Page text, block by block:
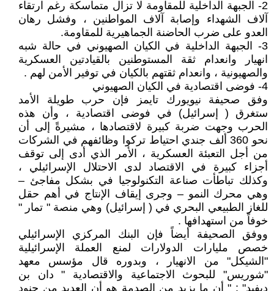
2- الجبهة الداخلية للمقاومة لا تزال متماسكة رغم ارتقاء
آلاف الشهداء وإصابة آلاف المواطنين ، وفشل رهان
العدو على ضرب الحاضنة الجماهيرية للمقاومة.
3- الجبهة الداخلية في الكيان الصهيوني في حالة شبه
انهيار وانعدام ثقة المستوطنين بالقيادتين العسكرية
والصهيونية ، وانعدام ثقتهم بالكيان في توفير الأمن لهم .
4- فوضى اقتصادية في الكيان الصهيوني
وفق صحيفة نيويورك تايمز فإن حرب طويلة الأمد
ستغرق ( إسرائيل) في فوضى اقتصادية ، وأن هذه
الحرب وجهت ضربة كبيرة لاقتصادها ، مشيرةً إلى أن
نحو 360 ألف جندي احتياط تركوا وظائفهم في الشركات
من أجل التعبئة العسكرية ، الأمر الذي أدى إلى توقف
أجزاء كبيرة في الاقتصاد لدى الاحتلال الإسرائيلي ،
وكذلك تباطأت صناعة التكنولوجيا في بشكل مفاجئ –
وهي محرك النمو – وجرى إيقاف الإنتاج في أهم حقل
للغاز الطبيعي البحري في ( إسرائيل) وهي منصة " تمار "
خوفاً من استهدافها .
ووفق الصحيفة أيضاً فإن البنك المركزي الإسرائيلي
خصص مليارات الدولارات لمنع العملة الإسرائيلية
"الشيكل" من الانهيار ، وبدوره قال مؤسس معهد
"شوريس" للبحوث الاجتماعية والاقتصادية " دان بن
ديفيد" : " أن ما يزيد من الصدمة هو أن العديد من جنود